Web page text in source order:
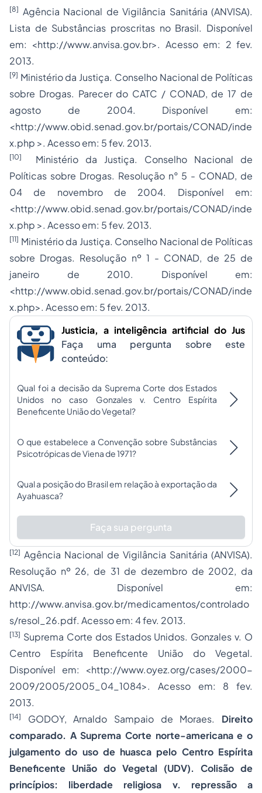
[8] Agência Nacional de Vigilância Sanitária (ANVISA).
Lista de Substâncias proscritas no Brasil. Disponível
em: <http://www.anvisa.gov.br>. Acesso em: 2 fev.
2013.
[9] Ministério da Justiça. Conselho Nacional de Políticas
sobre Drogas. Parecer do CATC / CONAD, de 17 de
agosto de 2004. Disponível em:
<http://www.obid.senad.gov.br/portais/CONAD/inde
x.php >. Acesso em: 5 fev. 2013.
[10]
Ministério da Justiça. Conselho Nacional de
Políticas sobre Drogas. Resolução n° 5 - CONAD, de
04 de novembro de 2004. Disponível em:
<http://www.obid.senad.gov.br/portais/CONAD/inde
x.php >. Acesso em: 5 fev. 2013.
[11] Ministério da Justiça. Conselho Nacional de Políticas
sobre Drogas. Resolução nº 1 - CONAD, de 25 de
janeiro de 2010. Disponível em:
<http://www.obid.senad.gov.br/portais/CONAD/inde
x.php>. Acesso em: 5 fev. 2013.
Justicia, a inteligência artificial do Jus
Faça uma pergunta sobre este
conteúdo:
Qual foi a decisão da Suprema Corte dos Estados
Unidos no caso Gonzales v. Centro Espírita
Beneficente União do Vegetal?
O que estabelece a Convenção sobre Substâncias
Psicotrópicas de Viena de 1971?
Qual a posição do Brasil em relação à exportação da
Ayahuasca?
Faça sua pergunta
[12] Agência Nacional de Vigilância Sanitária (ANVISA).
Resolução nº 26, de 31 de dezembro de 2002, da
ANVISA. Disponível em:
http://www.anvisa.gov.br/medicamentos/controlado
s/resol_26.pdf. Acesso em: 4 fev. 2013.
[13] Suprema Corte dos Estados Unidos. Gonzales v. O
Centro Espírita Beneficente União do Vegetal.
Disponível em: <http://www.oyez.org/cases/2000-
2009/2005/2005_04_1084>. Acesso em: 8 fev.
2013.
[14] GODOY, Arnaldo Sampaio de Moraes. Direito
comparado. A Suprema Corte norte-americana e o
julgamento do uso de huasca pelo Centro Espírita
Beneficente União do Vegetal (UDV). Colisão de
princípios: liberdade religiosa v. repressão a